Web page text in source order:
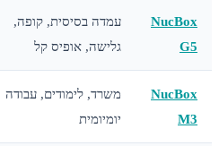
עמדה בסיסית, קופה,
גלישה, אופיס קל
משרד, לימודים, עבודה
יומיומית